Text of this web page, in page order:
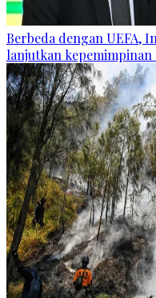
Berbeda dengan UEFA,
lanjutkan kepemimpinan